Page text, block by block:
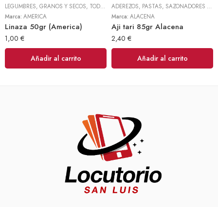
LEGUMBRES, GRANOS Y SECOS, TODOS
Marca: AMERICA
Linaza 50gr (America)
1,00 €
Añadir al carrito
ADEREZOS, PASTAS, SAZONADORES Y CONDIMENTOS
Marca: ALACENA
Aji tari 85gr Alacena
2,40 €
Añadir al carrito